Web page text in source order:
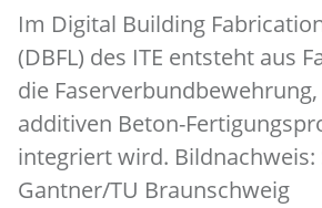
Im Digital Building
(DBFL) des ITE entsteht aus
die
additiven Beton-
integriert wird. Bildnachweis:
Gantner/TU Braunschweig